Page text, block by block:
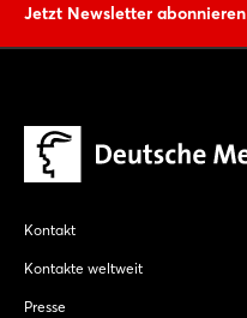
Jetzt Newsletter abonnieren
Kontakt
Kontakte weltweit
Presse